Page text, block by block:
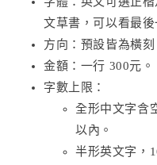
文草書，可以看最
方向：預設皆為橫
金額：一行 300元。
字數上限：
全形中文字含
以內。
半形英文字，